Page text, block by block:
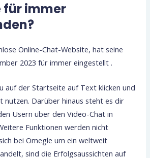
für immer
Online-Chat-Website, hat seine
2023 für immer eingestellt .
auf der Startseite auf Text klicken und
nutzen. Darüber hinaus steht es dir
Usern über den Video-Chat in
Funktionen werden nicht
bei Omegle um ein weltweit
sind die Erfolgsaussichten auf